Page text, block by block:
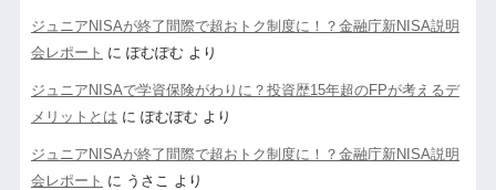
ジュニアNISAが終了間際で超おトク制度に！？金融庁新NISA説明
会レポート に ぽむぽむ より
ジュニアNISAで学資保険がわりに？投資歴15年超のFPが考えるデ
メリットとは に ぽむぽむ より
ジュニアNISAが終了間際で超おトク制度に！？金融庁新NISA説明
会レポート に うさこ より